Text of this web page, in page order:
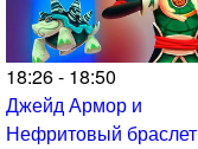
18:26 - 18:50
Джейд Армор и
Нефритовый браслет